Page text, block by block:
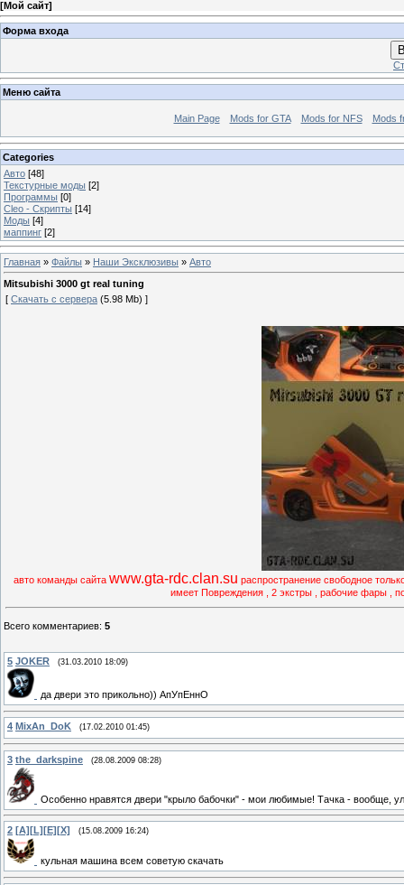
[Мой сайт]
Форма входа
Меню сайта
Main Page Mods for GTA Mods for NFS Mods
Categories
Авто [48]
Текстурные моды [2]
Программы [0]
Сleo - Скрипты [14]
Моды [4]
маппинг [2]
Главная » Файлы » Наши Эксклюзивы » Авто
Mitsubishi 3000 gt real tuning
[ Скачать с сервера (5.98 Mb) ]
авто команды сайта www.gta-rdc.clan.su распространение свободное
имеет Повреждения , 2 экстры , рабочие фары ,
Всего комментариев: 5
5 JOKER (31.03.2010 18:09)
да двери это прикольно)) АпУпЕннО
4 MixAn_DoK (17.02.2010 01:45)
3 the_darkspine (28.08.2009 08:28)
Особенно нравятся двери "крыло бабочки" - мои любимые! Тачка - вообще,
2 [A][L][E][X] (15.08.2009 16:24)
кульная машина всем советую скачать